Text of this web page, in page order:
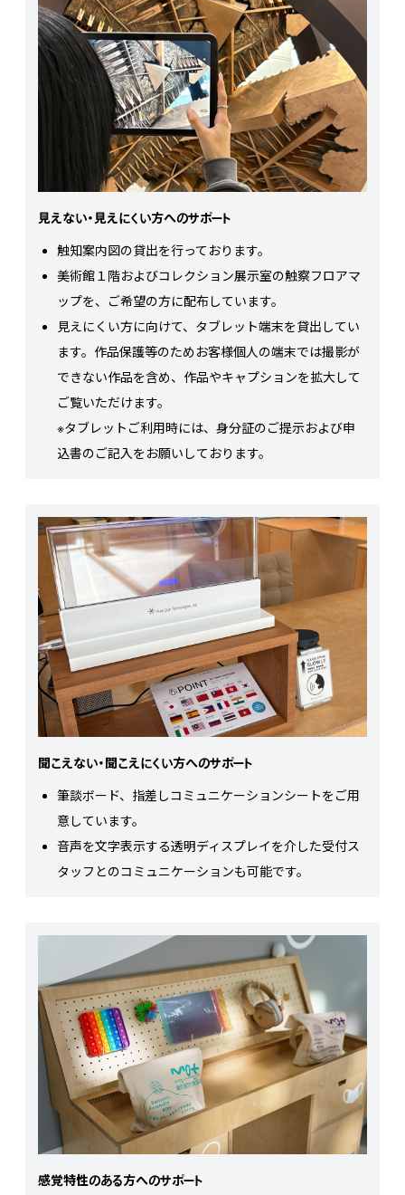
見えない・見えにくい方へのサポート
触知案内図の貸出を行っております。
美術館１階およびコレクション展示室の触察フロアマ
ップを、ご希望の方に配布しています。
見えにくい方に向けて、タブレット端末を貸出してい
ます。作品保護等のためお客様個人の端末では撮影が
できない作品を含め、作品やキャプションを拡大して
ご覧いただけます。
※タブレットご利用時には、身分証のご提示および申
込書のご記入をお願いしております。
聞こえない・聞こえにくい方へのサポート
筆談ボード、指差しコミュニケーションシートをご用
意しています。
音声を文字表示する透明ディスプレイを介した受付ス
タッフとのコミュニケーションも可能です。
感覚特性のある方へのサポート